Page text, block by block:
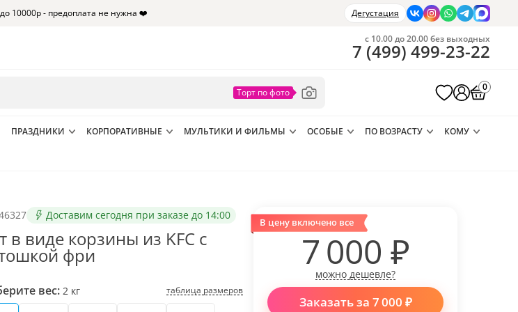
10000р - предоплата не нужна ❤️ Дегустация
с 10.00 до 20.00 без выходных
7 (499) 499-23-22
0
ПРАЗДНИКИ КОРПОРАТИВНЫЕ МУЛЬТИКИ И ФИЛЬМЫ ОСОБЫЕ ПО ВОЗРАСТУ
КОМУ
Доставим сегодня при заказе до 14:00
в виде корзины из KFC с
фри
вес: 2 кг таблица размеров
В цену включено все
7 000 ₽
можно дешевле?
Заказать за 7 000 ₽